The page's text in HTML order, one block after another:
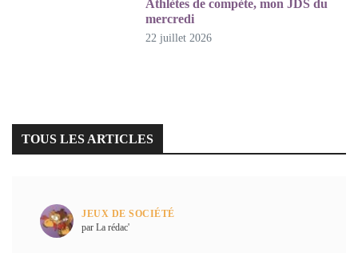
Athlètes de compète, mon JDS du
mercredi
22 juillet 2026
TOUS LES ARTICLES
JEUX DE SOCIÉTÉ
par La rédac'